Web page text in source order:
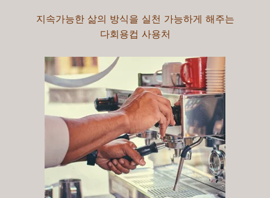
지속가능한 삶의 방식을 실천 가능하게 해주는
다회용컵 사용처